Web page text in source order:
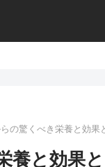
の驚くべき栄養と効果
養と効果